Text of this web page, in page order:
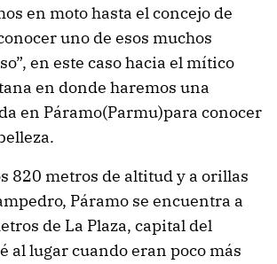
en moto hasta el concejo de
uno de esos muchos
en este caso hacia el mítico
en donde haremos una
en Páramo(Parmu)para conocer
820 metros de altitud y a orillas
Páramo se encuentra a
de La Plaza, capital del
al lugar cuando eran poco más